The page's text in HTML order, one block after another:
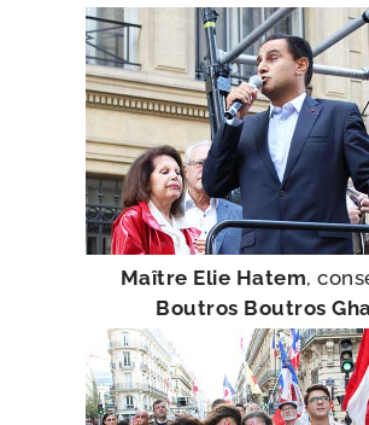
Maître Elie Hatem,
Boutros Boutros